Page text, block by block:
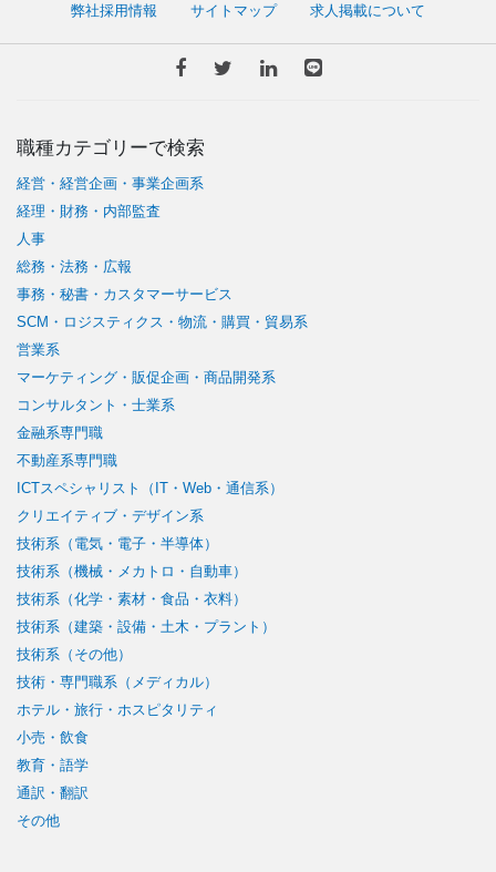
弊社採用情報
サイトマップ 求人掲載について
職種カテゴリーで検索
経営・経営企画・事業企画系
経理・財務・内部監査
人事
総務・法務・広報
事務・秘書・カスタマーサービス
SCM・ロジスティクス・物流・購買・貿易系
営業系
マーケティング・販促企画・商品開発系
コンサルタント・士業系
金融系専門職
不動産系専門職
ICTスペシャリスト（IT・Web・通信系）
クリエイティブ・デザイン系
技術系（電気・電子・半導体）
技術系（機械・メカトロ・自動車）
技術系（化学・素材・食品・衣料）
技術系（建築・設備・土木・プラント）
技術系（その他）
技術・専門職系（メディカル）
ホテル・旅行・ホスピタリティ
小売・飲食
教育・語学
通訳・翻訳
その他